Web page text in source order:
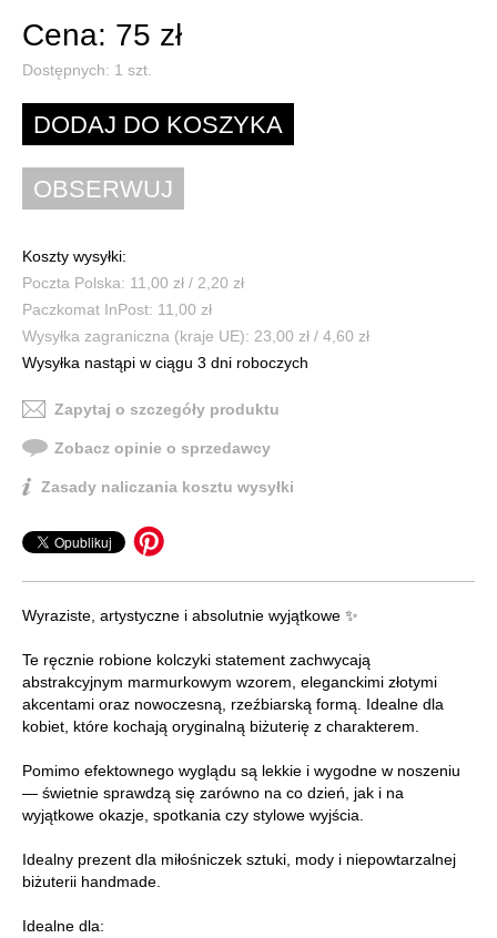
Cena: 75 zł
Dostępnych: 1 szt.
Koszty wysyłki:
Poczta Polska: 11,00 zł / 2,20 zł
Paczkomat InPost: 11,00 zł
Wysyłka zagraniczna (kraje UE): 23,00 zł / 4,60 zł
Wysyłka nastąpi w ciągu 3 dni roboczych
Zapytaj o szczegóły produktu
Zobacz opinie o sprzedawcy
Zasady naliczania kosztu wysyłki
Wyraziste, artystyczne i absolutnie wyjątkowe ✨
Te ręcznie robione kolczyki statement zachwycają
abstrakcyjnym marmurkowym wzorem, eleganckimi złotymi
akcentami oraz nowoczesną, rzeźbiarską formą. Idealne dla
kobiet, które kochają oryginalną biżuterię z charakterem.
Pomimo efektownego wyglądu są lekkie i wygodne w noszeniu
— świetnie sprawdzą się zarówno na co dzień, jak i na
wyjątkowe okazje, spotkania czy stylowe wyjścia.
Idealny prezent dla miłośniczek sztuki, mody i niepowtarzalnej
biżuterii handmade.
Idealne dla: